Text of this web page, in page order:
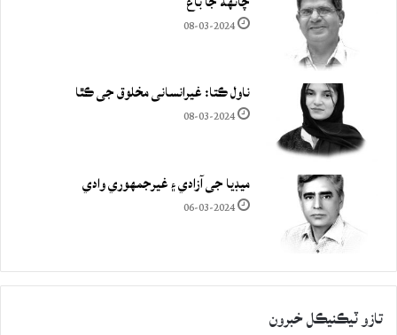
08-03-2024
ناول ڪتا: غيرانساني مخلوق جي ڪٿا
08-03-2024
ميڊيا جي آزادي ۽ غيرجمھوري وادي
06-03-2024
تازو ٽيڪنيڪل خبرون